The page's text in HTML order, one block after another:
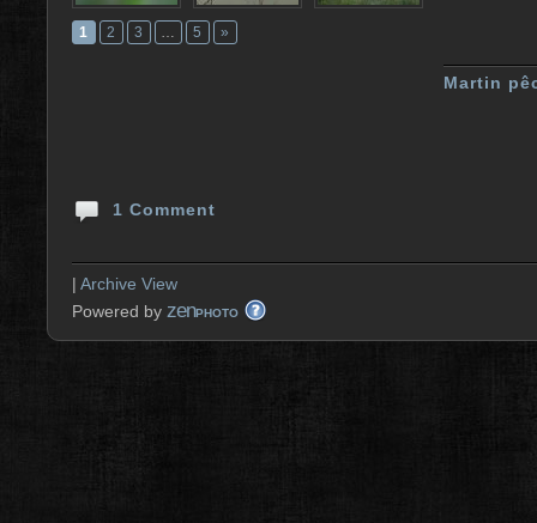
Martin
1 2 3 … 5 »
1 Comment
| Archive View
Powered by zenPHOTO